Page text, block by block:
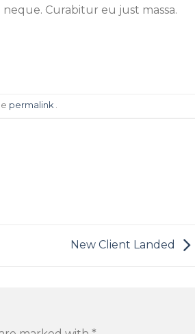
Curabitur eu just massa.
permalink.
New Client Landed